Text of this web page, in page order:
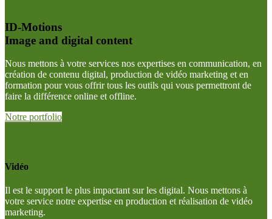
ID-Motions
Image and digital content
Nous mettons à votre services nos expertises en communication, en
création de contenu digital, production de vidéo marketing et en
formation pour vous offrir tous les outils qui vous permettront de
faire la différence online et offline.
Notre portfolio
Vidéo
Il est le support le plus impactant sur les digital. Nous mettons à
votre service notre expertise en production et réalisation de vidéo
marketing.